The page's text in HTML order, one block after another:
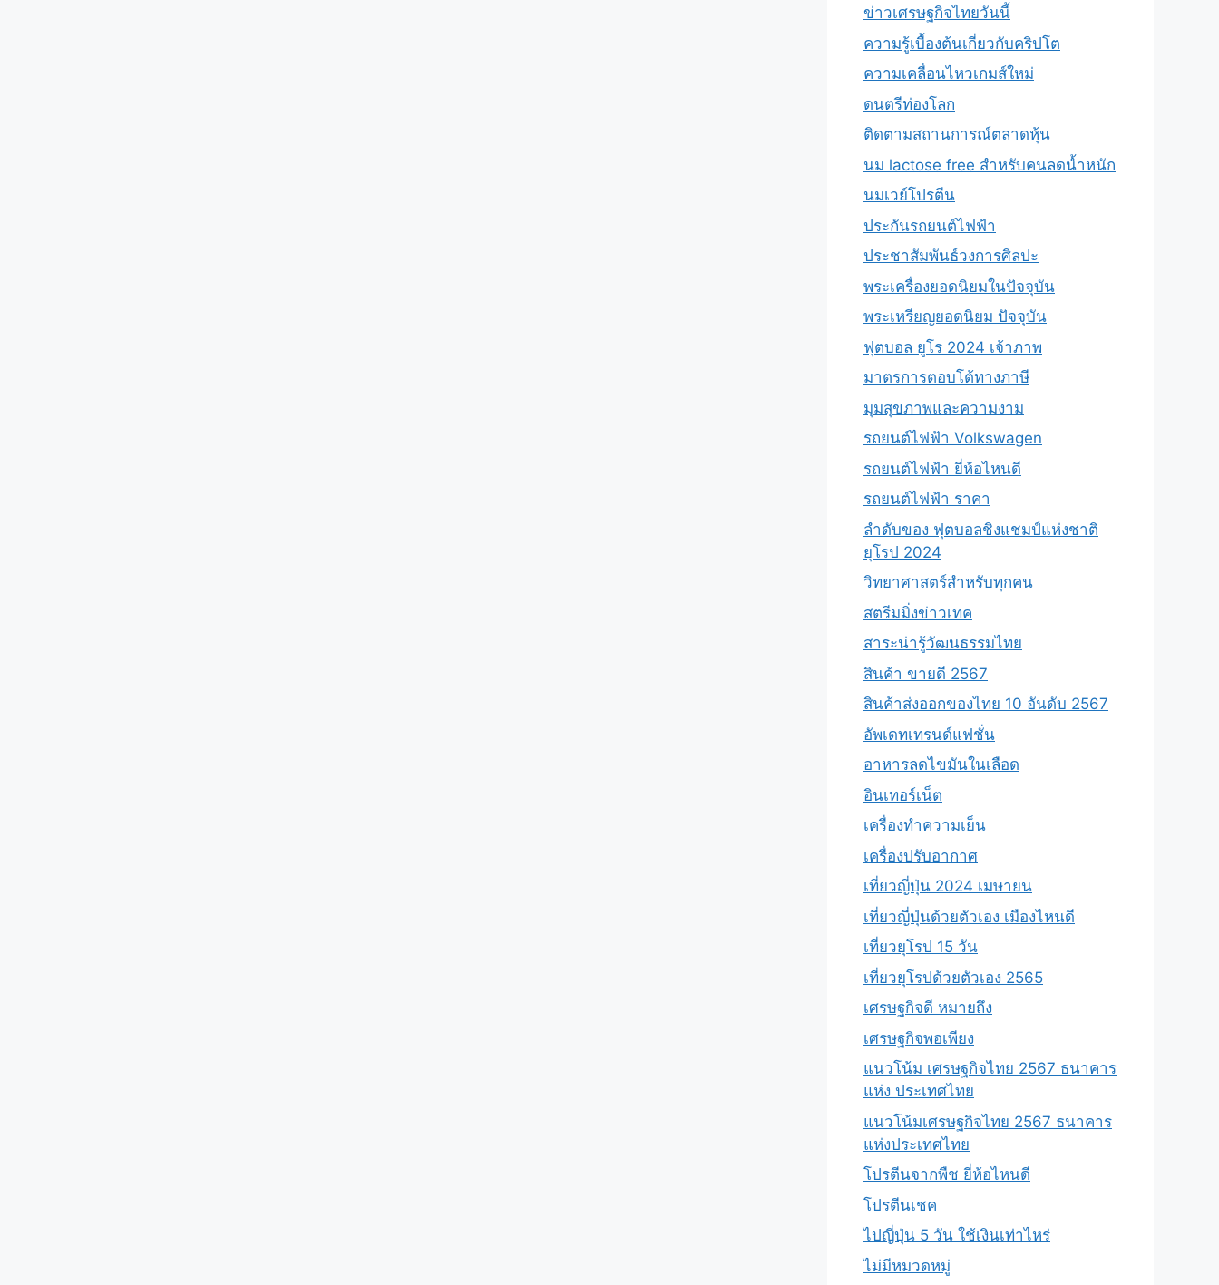
ข่าวเศรษฐกิจไทยวันนี้
ความรู้เบื้องต้นเกี่ยวกับคริปโต
ความเคลื่อนไหวเกมส์ใหม่
ดนตรีท่องโลก
ติดตามสถานการณ์ตลาดหุ้น
นม lactose free สำหรับคนลดน้ำหนัก
นมเวย์โปรตีน
ประกันรถยนต์ไฟฟ้า
ประชาสัมพันธ์วงการศิลปะ
พระเครื่องยอดนิยมในปัจจุบัน
พระเหรียญยอดนิยม ปัจจุบัน
ฟุตบอล ยูโร 2024 เจ้าภาพ
มาตรการตอบโต้ทางภาษี
มุมสุขภาพและความงาม
รถยนต์ไฟฟ้า Volkswagen
รถยนต์ไฟฟ้า ยี่ห้อไหนดี
รถยนต์ไฟฟ้า ราคา
ลำดับของ ฟุตบอลชิงแชมป์แห่งชาติ
ยุโรป 2024
วิทยาศาสตร์สำหรับทุกคน
สตรีมมิ่งข่าวเทค
สาระน่ารู้วัฒนธรรมไทย
สินค้า ขายดี 2567
สินค้าส่งออกของไทย 10 อันดับ 2567
อัพเดทเทรนด์แฟชั่น
อาหารลดไขมันในเลือด
อินเทอร์เน็ต
เครื่องทำความเย็น
เครื่องปรับอากาศ
เที่ยวญี่ปุ่น 2024 เมษายน
เที่ยวญี่ปุ่นด้วยตัวเอง เมืองไหนดี
เที่ยวยุโรป 15 วัน
เที่ยวยุโรปด้วยตัวเอง 2565
เศรษฐกิจดี หมายถึง
เศรษฐกิจพอเพียง
แนวโน้ม เศรษฐกิจไทย 2567 ธนาคาร
แห่ง ประเทศไทย
แนวโน้มเศรษฐกิจไทย 2567 ธนาคาร
แห่งประเทศไทย
โปรตีนจากพืช ยี่ห้อไหนดี
โปรตีนเชค
ไปญี่ปุ่น 5 วัน ใช้เงินเท่าไหร่
ไม่มีหมวดหมู่